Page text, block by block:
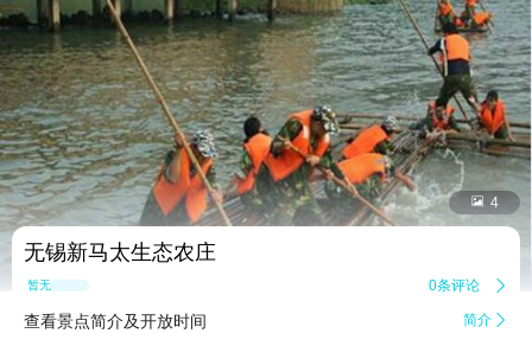
 4
无锡新马太生态农庄
暂无点评 0条评论 
查看景点简介及开放时间 简介 
